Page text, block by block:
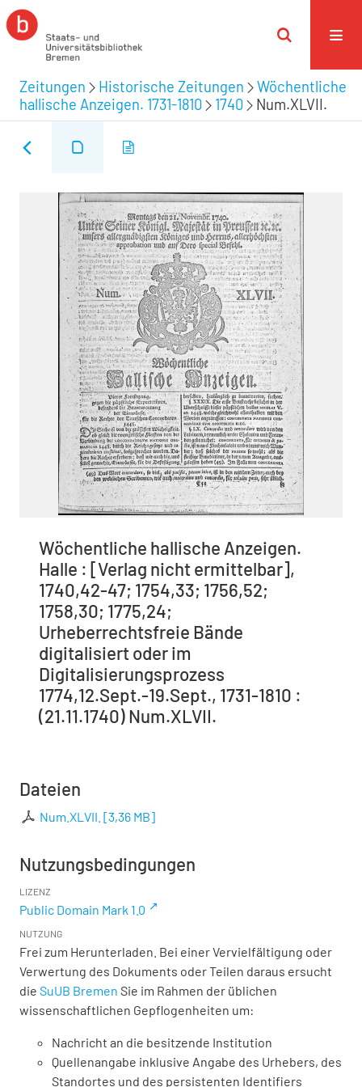
Zeitungen Historische Zeitungen
Wöchentliche
hallische Anzeigen. 1731-1810
1740 Num.XLVII.
Wöchentliche hallische Anzeigen.
Halle : [Verlag nicht ermittelbar],
1740,42-47; 1754,33; 1756,52;
1758,30; 1775,24;
Urheberrechtsfreie Bände
digitalisiert oder im
Digitalisierungsprozess
1774,12.Sept.-19.Sept., 1731-1810 :
(21.11.1740) Num.XLVII.
Dateien
Num.XLVII. [3,36 MB]
Nutzungsbedingungen
LIZENZ
Public Domain Mark 1.0
NUTZUNG
Frei zum Herunterladen. Bei einer Vervielfältigung oder
Verwertung des Dokuments oder Teilen daraus ersucht
die SuUB Bremen Sie im Rahmen der üblichen
wissenschaftlichen Gepflogenheiten um:
Nachricht an die besitzende Institution
Quellenangabe inklusive Angabe des Urhebers, des
Standortes und des persistenten Identifiers